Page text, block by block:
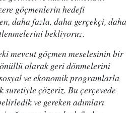
göçmenlerin hedefi
daha fazla, daha gerçekçi, daha
bekliyoruz.
mevcut göçmen meselesinin bir
olarak geri dönmelerini
ve ekonomik programlarla
suretiyle çözeriz. Bu çerçevede
ve gereken adımları